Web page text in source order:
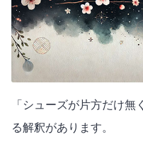
「シューズが片方だけ
る解釈があります。